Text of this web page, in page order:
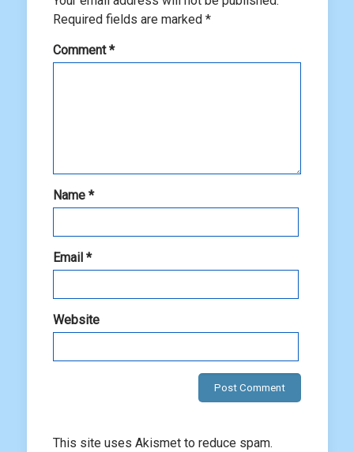
Required fields are marked *
Comment*
Name *
Email *
Website
This site uses Akismet to reduce spam.